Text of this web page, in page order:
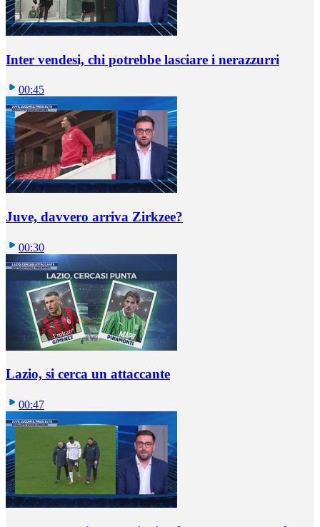
Inter vendesi, chi potrebbe lasciare i nerazzurri
00:45
Juve, davvero arriva Zirkzee?
00:30
Lazio, si cerca un attaccante
00:47